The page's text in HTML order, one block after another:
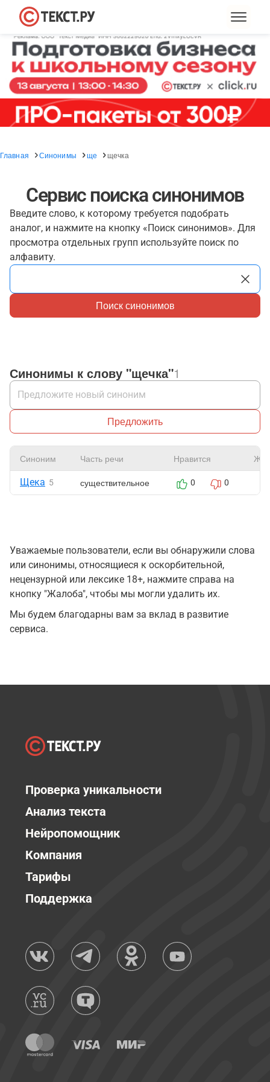
Главная Синонимы ще щечка
Сервис поиска синонимов
Введите слово, к которому требуется подобрать
аналог, и нажмите на кнопку «Поиск синонимов». Для
просмотра отдельных групп используйте поиск по
алфавиту.
Поиск синонимов
Синонимы к слову "щечка"1
Предложить
Синоним Часть речи Нравится
Щека 5 существительное 0 0
Уважаемые пользователи, если вы обнаружили слова
или синонимы, относящиеся к оскорбительной,
нецензурной или лексике 18+, нажмите справа на
кнопку "Жалоба", чтобы мы могли удалить их.
Мы будем благодарны вам за вклад в развитие
сервиса.
Проверка уникальности
Анализ текста
Нейропомощник
Компания
Тарифы
Поддержка